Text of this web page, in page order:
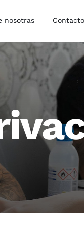
nosotras Contacto